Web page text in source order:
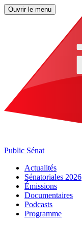
Ouvrir le menu
Public Sénat
Actualités
Sénatoriales 2026
Émissions
Documentaires
Podcasts
Programme